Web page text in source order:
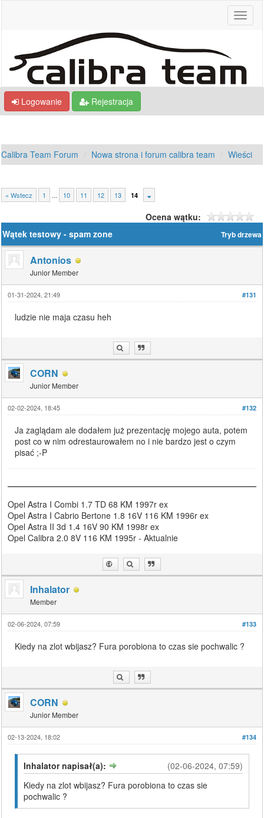
Logowanie Rejestracja
Calibra Team Forum Nowa strona i forum calibra team Wieści
« Wstecz 1 ... 10 11 12 13 14
Ocena wątku:
Tryb drzewa
Wątek testowy - spam zone
Antonios
Junior Member
#131
01-31-2024, 21:49
ludzie nie maja czasu heh
CORN
Junior Member
#132
02-02-2024, 18:45
Ja zaglądam ale dodałem już prezentację mojego auta, potem
post co w nim odrestaurowałem no i nie bardzo jest o czym
pisać ;-P
Opel Astra I Combi 1.7 TD 68 KM 1997r ex
Opel Astra I Cabrio Bertone 1.8 16V 116 KM 1996r ex
Opel Astra II 3d 1.4 16V 90 KM 1998r ex
Opel Calibra 2.0 8V 116 KM 1995r - Aktualnie
Inhalator
Member
#133
02-06-2024, 07:59
Kiedy na zlot wbijasz? Fura porobiona to czas sie pochwalic ?
CORN
Junior Member
#134
02-13-2024, 18:02
(02-06-2024, 07:59)
Inhalator napisał(a):
Kiedy na zlot wbijasz? Fura porobiona to czas sie
pochwalic ?